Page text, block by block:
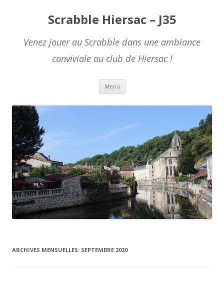
Scrabble Hiersac – J35
Venez jouer au Scrabble dans une ambiance
conviviale au club de Hiersac !
Menu Skip to content
ARCHIVES MENSUELLES: SEPTEMBRE 2020